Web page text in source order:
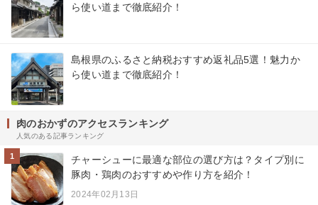
ら使い道まで徹底紹介！
島根県のふるさと納税おすすめ返礼品5選！魅力か
ら使い道まで徹底紹介！
肉のおかずのアクセスランキング
人気のある記事ランキング
1
チャーシューに最適な部位の選び方は？タイプ別に
豚肉・鶏肉のおすすめや作り方を紹介！
2024年02月13日